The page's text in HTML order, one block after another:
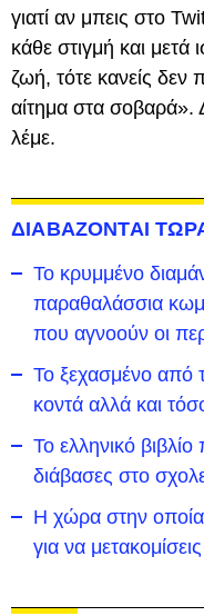
γιατί αν μπεις στο
κάθε στιγμή και μετά
ζωή, τότε κανείς δεν
αίτημα στα σοβαρά».
λέμε.
ΔΙΑΒΑΖΟΝΤΑΙ
Το κρυμμένο
παραθαλάσσια
που αγνοούν οι
To ξεχασμένο από
κοντά αλλά και
Το ελληνικό
διάβασες στο
Η χώρα στην οποία
για να